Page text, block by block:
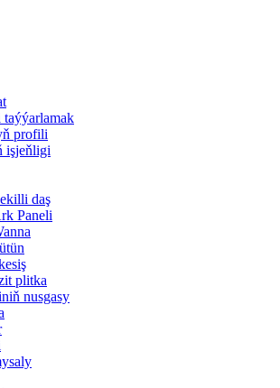
taýýarlamak
profili
işjeňligi
daş
Paneli
plitka
nusgasy